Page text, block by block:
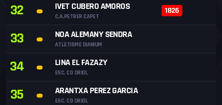
32 IVET CUBERO AMOROS
C.A.PETRER CAPET
1826
33 NOA ALEMANY SENDRA
ATLETISME DIANIUM
34 LINA EL FAZAZY
ESC. CD ORIOL
35 ARANTXA PEREZ GARCIA
ESC. CD ORIOL